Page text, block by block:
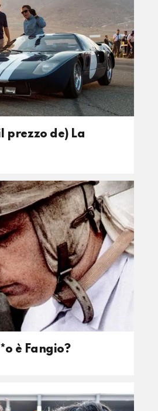
prezzo de) La
è Fangio?